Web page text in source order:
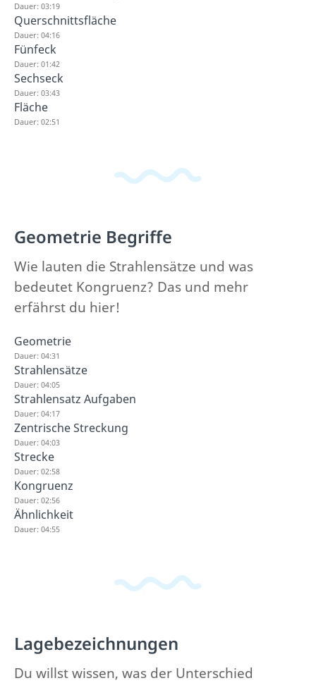
Dauer: 03:19
Querschnittsfläche
Dauer: 04:16
Fünfeck
Dauer: 01:42
Sechseck
Dauer: 03:43
Fläche
Dauer: 02:51
Geometrie Begriffe
Wie lauten die Strahlensätze und was
bedeutet Kongruenz? Das und mehr
erfährst du hier!
Geometrie
Dauer: 04:31
Strahlensätze
Dauer: 04:05
Strahlensatz Aufgaben
Dauer: 04:17
Zentrische Streckung
Dauer: 04:03
Strecke
Dauer: 02:58
Kongruenz
Dauer: 02:56
Ähnlichkeit
Dauer: 04:55
Lagebezeichnungen
Du willst wissen, was der Unterschied